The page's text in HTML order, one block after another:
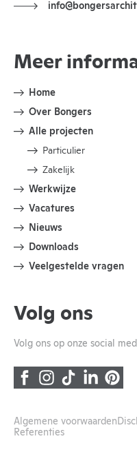
Meer
Home
Over Bongers
Alle projecten
Particulier
Zakelijk
Werkwijze
Vacatures
Nieuws
Downloads
Veelgestelde vragen
Volg ons
Volg ons op onze social
Algemene voorwaarden
Referenties